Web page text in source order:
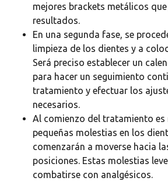
mejores brackets metálicos
resultados.
En una segunda fase, se
limpieza de los dientes y a
Será preciso establecer un
para hacer un seguimiento
tratamiento y efectuar los
necesarios.
Al comienzo del tratamiento es
pequeñas molestias en los
comenzarán a moverse hacia
posiciones. Estas molestias
combatirse con analgésicos.